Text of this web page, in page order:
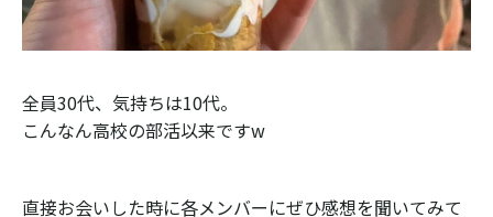
全員30代、気持ちは10代。
こんなん高校の部活以来ですw
直接お会いした時に各メンバーにぜひ感想を聞いてみて